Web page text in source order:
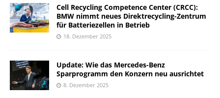
Cell Recycling Competence Center (CRCC):
BMW nimmt neues Direktrecycling-Zentrum
für Batteriezellen in Betrieb
18. Dezember 2025
Update: Wie das Mercedes-Benz
Sparprogramm den Konzern neu ausrichtet
8. Dezember 2025